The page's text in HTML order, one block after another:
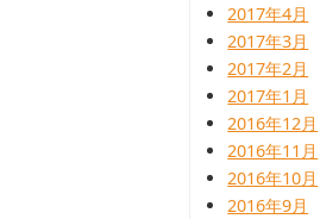
2017年4月
2017年3月
2017年2月
2017年1月
2016年12月
2016年11月
2016年10月
2016年9月